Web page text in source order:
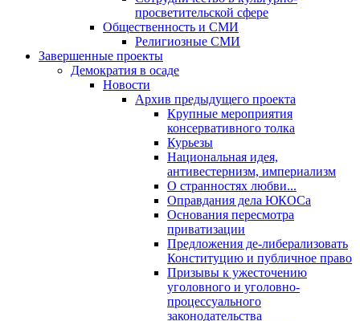
просветительской сфере
Общественность и СМИ
Религиозные СМИ
Завершенные проекты
Демократия в осаде
Новости
Архив предыдущего проекта
Крупные мероприятия
консервативного толка
Курьезы
Национальная идея,
антивестернизм, империализм
О странностях любви...
Оправдания дела ЮКОСа
Основания пересмотра
приватизации
Предложения де-либерализовать
Конституцию и публичное право
Призывы к ужесточению
уголовного и уголовно-
процессуального
законодательства